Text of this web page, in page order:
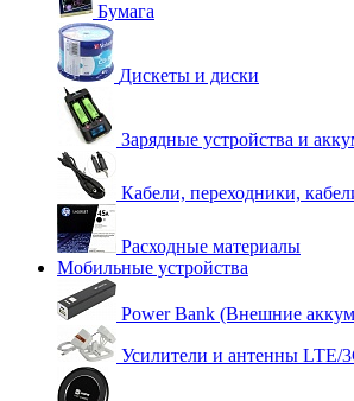
Бумага
Дискеты и диски
Зарядные устройства и
Кабели, переходники,
Расходные материалы
Мобильные устройства
Power Bank (Внешние
Усилители и антенны LTE/